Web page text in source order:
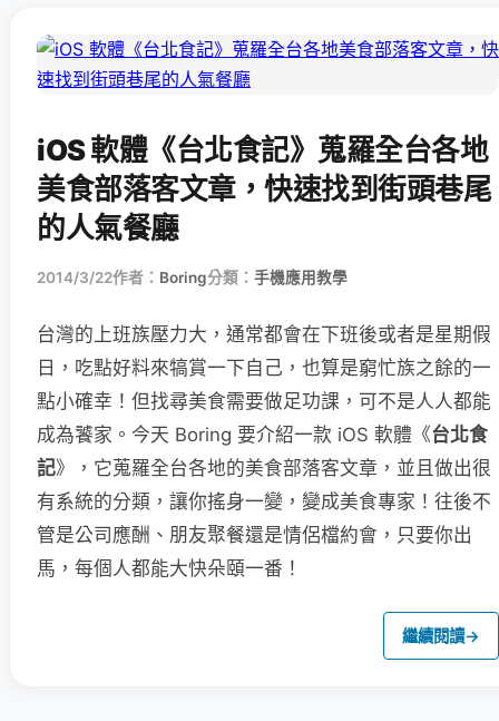
iOS 軟體《台北食記》蒐羅全台各地
美食部落客文章，快速找到街頭巷尾
的人氣餐廳
2014/3/22作者： Boring分類： 手機應用教學
台灣的上班族壓力大，通常都會在下班後或者是星期假
日，吃點好料來犒賞一下自己，也算是窮忙族之餘的一
點小確幸！但找尋美食需要做足功課，可不是人人都能
成為饕家。今天 Boring 要介紹一款 iOS 軟體《台北食
記》，它蒐羅全台各地的美食部落客文章，並且做出很
有系統的分類，讓你搖身一變，變成美食專家！往後不
管是公司應酬、朋友聚餐還是情侶檔約會，只要你出
馬，每個人都能大快朵頤一番！
繼續閱讀→